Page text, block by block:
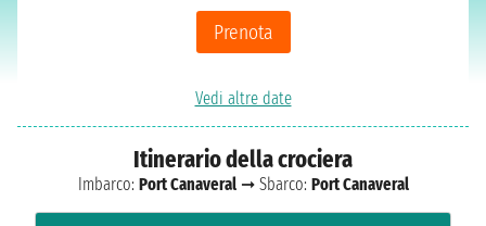
Prenota
Vedi altre date
Itinerario della crociera
Imbarco: Port Canaveral➞ Sbarco: Port Canaveral